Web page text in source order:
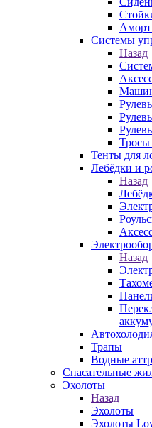
Системы
Назад
Тросы
Тенты для
Лебёдки и
Назад
Назад
Трапы
Водные
Спасательные
Эхолоты
Назад
Эхолоты
Эхолоты